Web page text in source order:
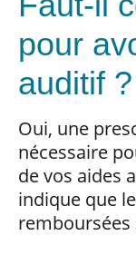
pour
auditif ?
Oui, une
nécessaire
de vos aides
indique que